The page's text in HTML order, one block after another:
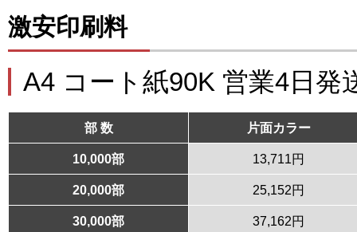
激安印刷料
A4 コート紙90K 営業4日発
部 数 片面カラー
10,000部 13,711円
20,000部 25,152円
30,000部 37,162円